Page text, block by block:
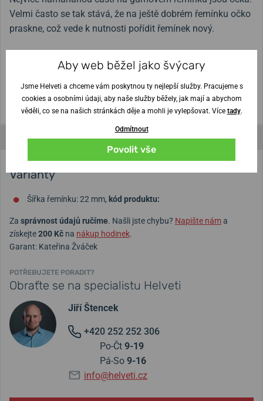
Velmi často se tak stává, že na ještě dobrém řemínku očko
praskne, což vede k nutnosti pořídit řemínek nový.
prodloužíte životnost vašeho řemínku.
Pro řemínky s šířkou 22 mm. Cena je za 1 ks.
Parametry a funkce
Varianty
Šířka řemínku: 22 mm, kód produktu:
Za správnost údajů ručíme. Našli jste chybu? Napište náma
získejte200 Kč na nákup hodinek.
Garant: Kateřina Žváček
POTŘEBUJETE PORADIT?
Obraťte se na specialistu Helveti
Jiří Štencek
+420 252 252 306
Po-Čt 9-19
Pá-So 9-16
info@helveti.cz
Aby web běžel jako švýcary
Jsme Helveti a chceme vám poskytnou ty nejlepší služby. Pracujeme s
cookies a osobními údaji, aby naše služby běžely, jak mají a abychom
věděli, co se na našich stránkách děje a mohli je vylepšovat. Více tady.
Odmítnout
Povolit vše